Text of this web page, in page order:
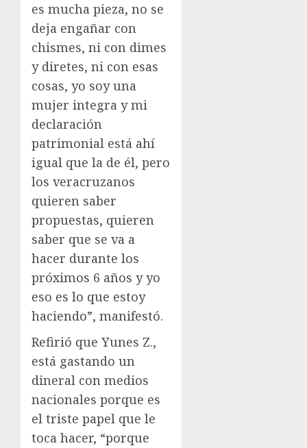
es mucha pieza, no se
deja engañar con
chismes, ni con dimes
y diretes, ni con esas
cosas, yo soy una
mujer integra y mi
declaración
patrimonial está ahí
igual que la de él, pero
los veracruzanos
quieren saber
propuestas, quieren
saber que se va a
hacer durante los
próximos 6 años y yo
eso es lo que estoy
haciendo”, manifestó.
Refirió que Yunes Z.,
está gastando un
dineral con medios
nacionales porque es
el triste papel que le
toca hacer, “porque